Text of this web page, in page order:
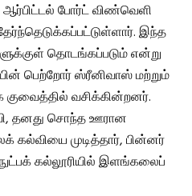
போர்ட் விண்வெளி
இந்த
தொடங்கப்படும் என்று
பெற்றோர் ஸ்ரீனிவாஸ் மற்றும்
வசிக்கின்றனர்.
தனது சொந்த ஊரான
கல்வியை முடித்தார், பின்னர்
கல்லூரியில் இளங்கலைப்